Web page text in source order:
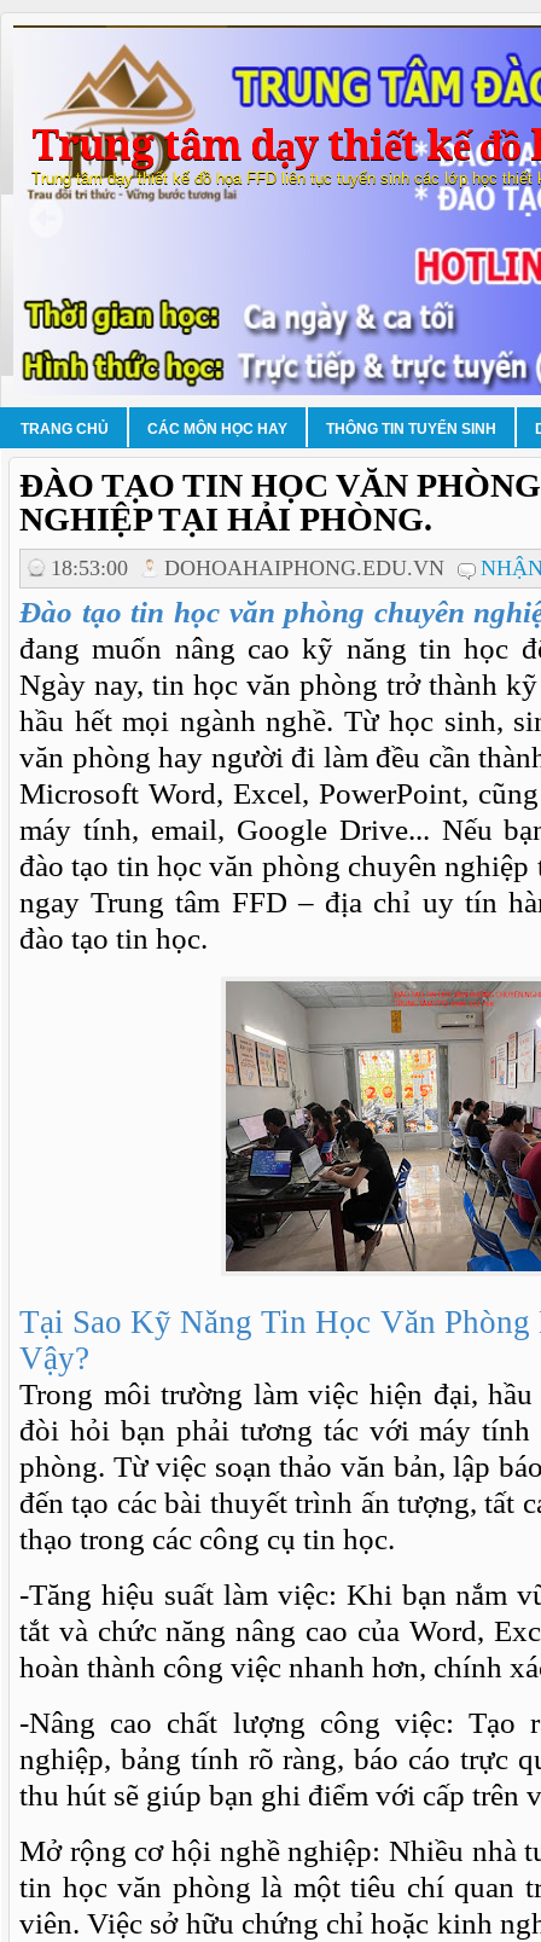
Trung tâm dạy thiết kế đồ
Trung tâm dạy thiết kế đồ họa FFD liên tục tuyển sinh các lớp học thiết
TRANG CHỦ CÁC MÔN HỌC HAY THÔNG TIN TUYỂN SINH
ĐÀO TẠO TIN HỌC VĂN
NGHIỆP TẠI HẢI PHÒNG.
18:53:00 DOHOAHAIPHONG.EDU.VN
Đào tạo tin học văn phòng chuyên
đang muốn nâng cao kỹ năng tin học
Ngày nay, tin học văn phòng trở thành
hầu hết mọi ngành nghề. Từ học sinh,
văn phòng hay người đi làm đều cần
Microsoft Word, Excel, PowerPoint,
máy tính, email, Google Drive... Nếu
đào tạo tin học văn phòng chuyên
ngay Trung tâm FFD – địa chỉ uy tín
đào tạo tin học.
Tại Sao Kỹ Năng Tin Học Văn
Vậy?
Trong môi trường làm việc hiện đại,
đòi hỏi bạn phải tương tác với máy tính
phòng. Từ việc soạn thảo văn bản, lập
đến tạo các bài thuyết trình ấn tượng, tất
thạo trong các công cụ tin học.
-Tăng hiệu suất làm việc: Khi bạn nắm
tắt và chức năng nâng cao của Word,
hoàn thành công việc nhanh hơn, chính
-Nâng cao chất lượng công việc: Tạo
nghiệp, bảng tính rõ ràng, báo cáo trực
thu hút sẽ giúp bạn ghi điểm với cấp trên
Mở rộng cơ hội nghề nghiệp: Nhiều nhà
tin học văn phòng là một tiêu chí quan
viên. Việc sở hữu chứng chỉ hoặc kinh